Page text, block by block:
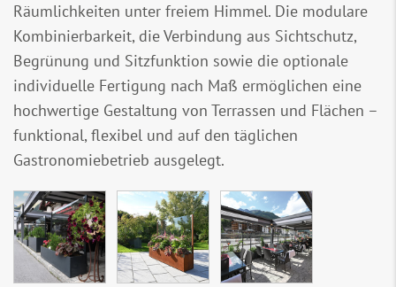
Räumlichkeiten unter freiem Himmel. Die modulare
Kombinierbarkeit, die Verbindung aus Sichtschutz,
Begrünung und Sitzfunktion sowie die optionale
individuelle Fertigung nach Maß ermöglichen eine
hochwertige Gestaltung von Terrassen und Flächen –
funktional, flexibel und auf den täglichen
Gastronomiebetrieb ausgelegt.